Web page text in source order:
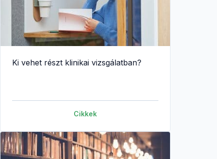
Ki vehet részt klinikai vizsgálatban?
Cikkek